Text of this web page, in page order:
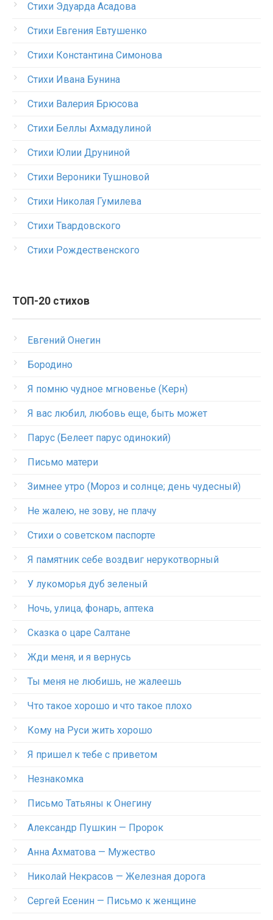
Стихи Эдуарда Асадова
Стихи Евгения Евтушенко
Стихи Константина Симонова
Стихи Ивана Бунина
Стихи Валерия Брюсова
Стихи Беллы Ахмадулиной
Стихи Юлии Друниной
Стихи Вероники Тушновой
Стихи Николая Гумилева
Стихи Твардовского
Стихи Рождественского
ТОП-20 стихов
Евгений Онегин
Бородино
Я помню чудное мгновенье (Керн)
Я вас любил, любовь еще, быть может
Парус (Белеет парус одинокий)
Письмо матери
Зимнее утро (Мороз и солнце; день чудесный)
Не жалею, не зову, не плачу
Стихи о советском паспорте
Я памятник себе воздвиг нерукотворный
У лукоморья дуб зеленый
Ночь, улица, фонарь, аптека
Сказка о царе Салтане
Жди меня, и я вернусь
Ты меня не любишь, не жалеешь
Что такое хорошо и что такое плохо
Кому на Руси жить хорошо
Я пришел к тебе с приветом
Незнакомка
Письмо Татьяны к Онегину
Александр Пушкин — Пророк
Анна Ахматова — Мужество
Николай Некрасов — Железная дорога
Сергей Есенин — Письмо к женщине